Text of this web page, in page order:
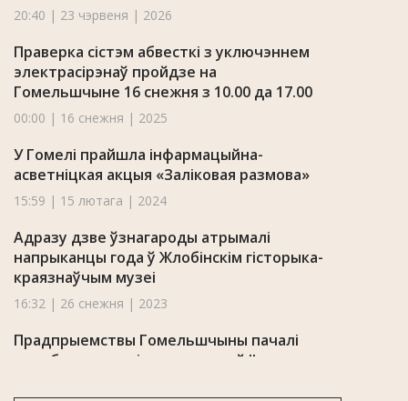
20:40 | 23 чэрвеня | 2026
Праверка сістэм абвесткі з уключэннем
электрасірэнаў пройдзе на
Гомельшчыне 16 снежня з 10.00 да 17.00
00:00 | 16 снежня | 2025
У Гомелі прайшла інфармацыйна-
асветніцкая акцыя «Заліковая размова»
15:59 | 15 лютага | 2024
Адразу дзве ўзнагароды атрымалі
напрыканцы года ў Жлобінскім гісторыка-
краязнаўчым музеі
16:32 | 26 снежня | 2023
Прадпрыемствы Гомельшчыны пачалі
выраб прадукцыі, прысвечанай II гульням